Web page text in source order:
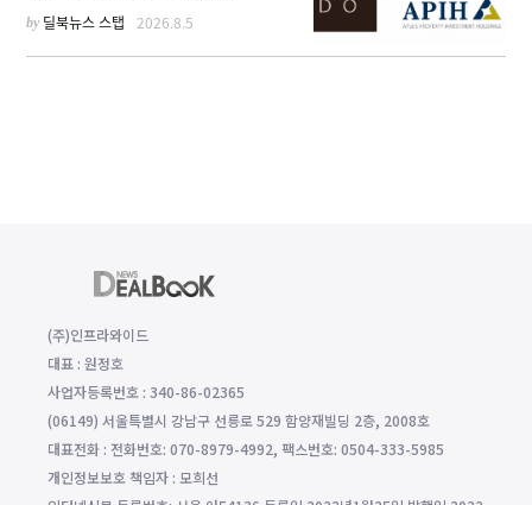
by 딜북뉴스 스탭 2026.8.5
(주)인프라와이드
대표 : 원정호
사업자등록번호 : 340-86-02365
(06149) 서울특별시 강남구 선릉로 529 함양재빌딩 2층, 2008호
대표전화 : 전화번호: 070-8979-4992, 팩스번호: 0504-333-5985
개인정보보호 책임자 : 모희선